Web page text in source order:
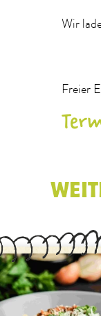
Wir
Freier